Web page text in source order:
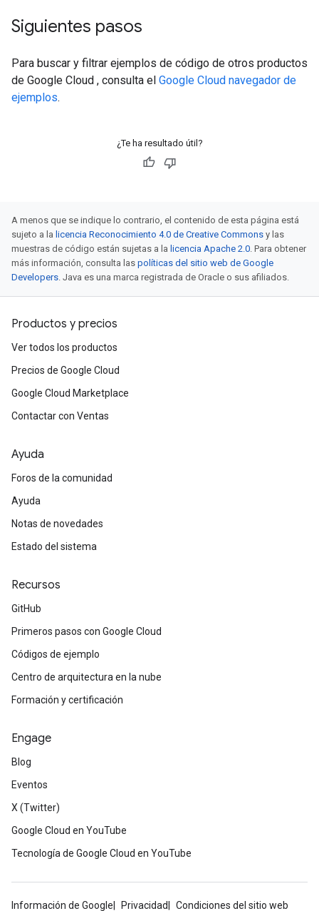
Siguientes pasos
Para buscar y filtrar ejemplos de código de otros productos
de Google Cloud , consulta el Google Cloud navegador de
ejemplos.
¿Te ha resultado útil?
A menos que se indique lo contrario, el contenido de esta página está
sujeto a la licencia Reconocimiento 4.0 de Creative Commons y las
muestras de código están sujetas a la licencia Apache 2.0. Para obtener
más información, consulta las políticas del sitio web de Google
Developers. Java es una marca registrada de Oracle o sus afiliados.
Productos y precios
Ver todos los productos
Precios de Google Cloud
Google Cloud Marketplace
Contactar con Ventas
Ayuda
Foros de la comunidad
Ayuda
Notas de novedades
Estado del sistema
Recursos
GitHub
Primeros pasos con Google Cloud
Códigos de ejemplo
Centro de arquitectura en la nube
Formación y certificación
Engage
Blog
Eventos
X (Twitter)
Google Cloud en YouTube
Tecnología de Google Cloud en YouTube
Información de Google Privacidad Condiciones del sitio web